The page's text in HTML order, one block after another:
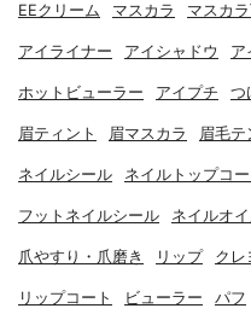
EEクリーム マスカラ マスカ
アイライナー アイシャドウ ア
ホットビューラー アイプチ つ
眉ティント 眉マスカラ 眉毛テ
ネイルシール ネイルトップコー
フットネイルシール ネイルオ
爪やすり・爪磨き リップ クレ
リップコート ビューラー パフ